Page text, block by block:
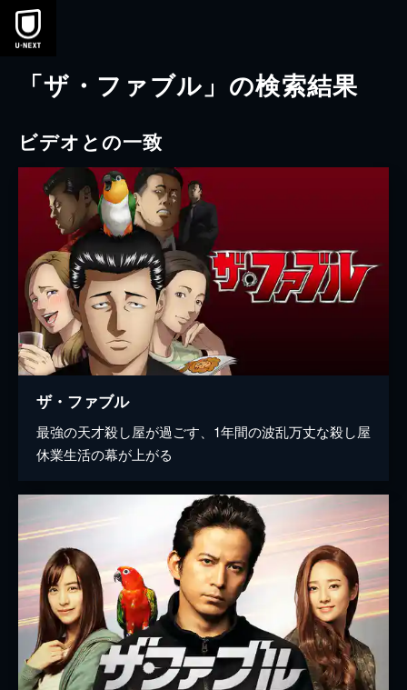
本文へスキップ
「ザ・ファブル」の検索結果
ビデオとの一致
ザ・ファブル
最強の天才殺し屋が過ごす、1年間の波乱万丈な殺し屋
休業生活の幕が上がる